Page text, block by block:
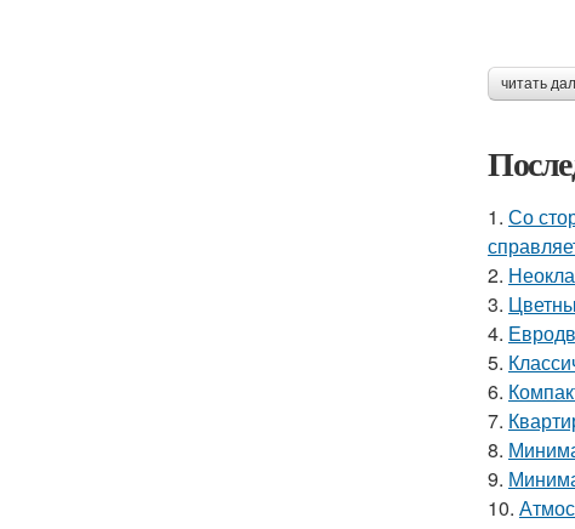
читать
1. Со
2.
3.
4.
5.
6.
7.
8.
9.
10.